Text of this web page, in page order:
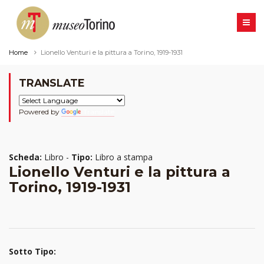
Home Lionello Venturi e la pittura a Torino, 1919-1931
TRANSLATE
Powered by
Scheda: Libro - Tipo: Libro a stampa
Lionello Venturi e la pittura a
Torino, 1919-1931
Sotto Tipo: